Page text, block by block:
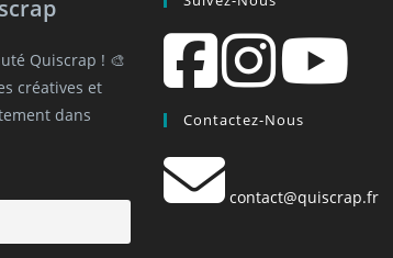
Quiscrap ! 🎨
créatives et
dans
Contactez-Nous
contact@quiscrap.fr